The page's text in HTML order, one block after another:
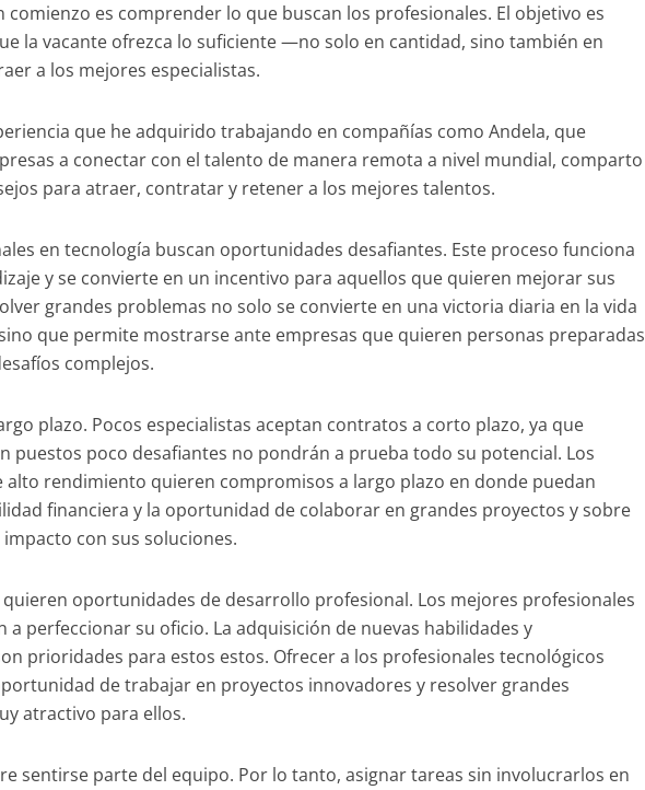
comienzo es comprender lo que buscan los profesionales. El objetivo es
la vacante ofrezca lo suficiente —no solo en cantidad, sino también en
a los mejores especialistas.
que he adquirido trabajando en compañías como Andela, que
a conectar con el talento de manera remota a nivel mundial, comparto
para atraer, contratar y retener a los mejores talentos.
en tecnología buscan oportunidades desafiantes. Este proceso funciona
y se convierte en un incentivo para aquellos que quieren mejorar sus
grandes problemas no solo se convierte en una victoria diaria en la vida
que permite mostrarse ante empresas que quieren personas preparadas
complejos.
plazo. Pocos especialistas aceptan contratos a corto plazo, ya que
puestos poco desafiantes no pondrán a prueba todo su potencial. Los
alto rendimiento quieren compromisos a largo plazo en donde puedan
financiera y la oportunidad de colaborar en grandes proyectos y sobre
con sus soluciones.
quieren oportunidades de desarrollo profesional. Los mejores profesionales
a perfeccionar su oficio. La adquisición de nuevas habilidades y
prioridades para estos estos. Ofrecer a los profesionales tecnológicos
de trabajar en proyectos innovadores y resolver grandes
atractivo para ellos.
sentirse parte del equipo. Por lo tanto, asignar tareas sin involucrarlos en